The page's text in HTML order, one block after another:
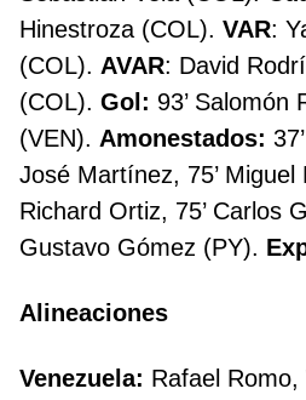
Hinestroza (COL). VAR:
(COL). AVAR: David
(COL). Gol: 93’ Salomón
(VEN). Amonestados:
José Martínez, 75’ Miguel
Richard Ortiz, 75’ Carlos
Gustavo Gómez (PY).
Alineaciones
Venezuela: Rafael